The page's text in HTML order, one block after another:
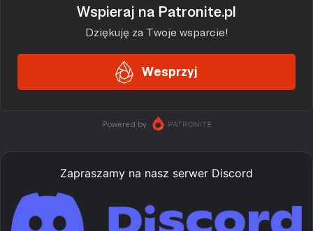
Zapraszamy na nasz serwer Discord